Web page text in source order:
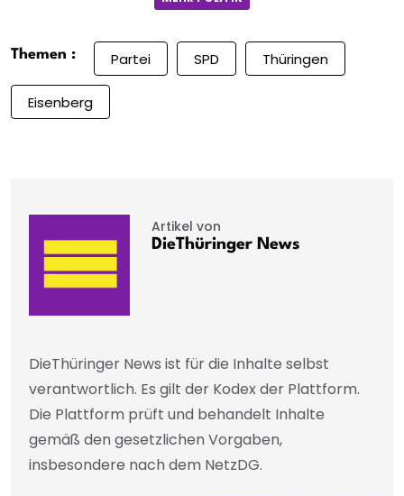
Themen : Partei SPD Thüringen
Eisenberg
Artikel von
DieThüringer News
DieThüringer News ist für die Inhalte selbst
verantwortlich. Es gilt der Kodex der Plattform.
Die Plattform prüft und behandelt Inhalte
gemäß den gesetzlichen Vorgaben,
insbesondere nach dem NetzDG.